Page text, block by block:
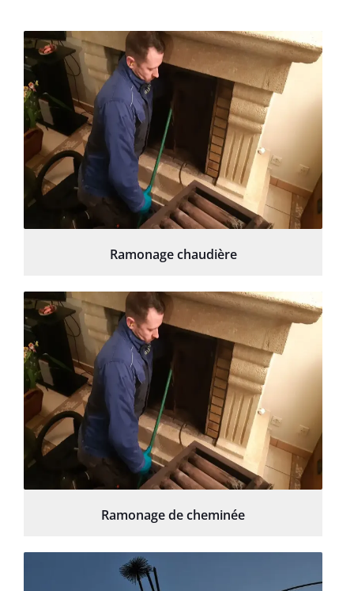
Ramonage chaudière
Ramonage de cheminée